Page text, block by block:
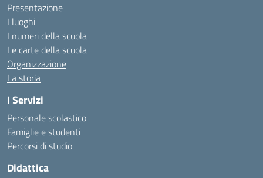
Presentazione
I luoghi
I numeri della scuola
Le carte della scuola
Organizzazione
La storia
I Servizi
Personale scolastico
Famiglie e studenti
Percorsi di studio
Didattica